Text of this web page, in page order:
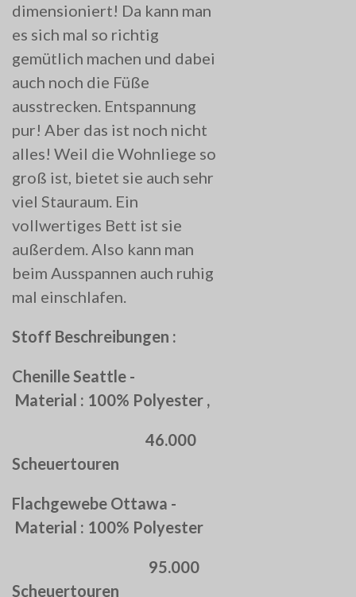
dimensioniert! Da kann man
es sich mal so richtig
gemütlich machen und dabei
auch noch die Füße
ausstrecken. Entspannung
pur! Aber das ist noch nicht
alles! Weil die Wohnliege so
groß ist, bietet sie auch sehr
viel Stauraum. Ein
vollwertiges Bett ist sie
außerdem. Also kann man
beim Ausspannen auch ruhig
mal einschlafen.
Stoff Beschreibungen :
Chenille Seattle -
Material : 100% Polyester ,
46.000
Scheuertouren
Flachgewebe Ottawa -
Material : 100% Polyester
95.000
Scheuertouren